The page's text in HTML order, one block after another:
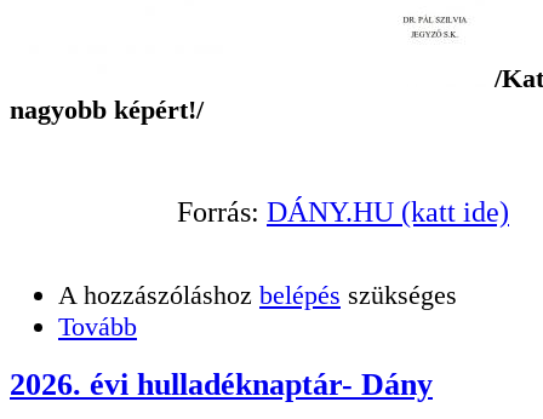
/
nagyobb képért!/
Forrás: DÁNY.HU (katt ide)
A hozzászóláshoz belépés szükséges
Tovább
2026. évi hulladéknaptár- Dány